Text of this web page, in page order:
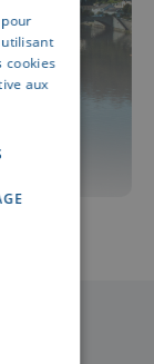
FRENCH
cookies
aux